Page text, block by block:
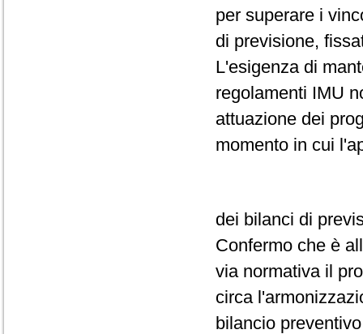
per superare i
di previsione,
L'esigenza di
regolamenti IMU
attuazione dei
momento in cui
dei bilanci di
Confermo che è
via normativa il
circa
bilancio